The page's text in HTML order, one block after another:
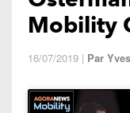
Mobility
16/07/2019 | Par